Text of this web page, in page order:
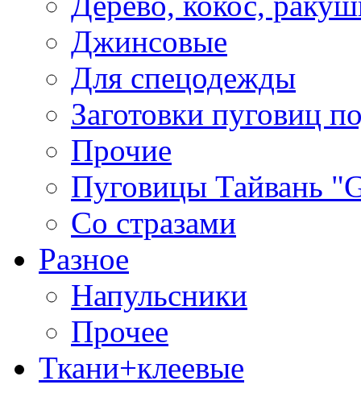
Джинсовые
Для спецодежды
Заготовки пуговиц
Прочие
Пуговицы Тайвань
Со стразами
Разное
Напульсники
Прочее
Ткани+клеевые